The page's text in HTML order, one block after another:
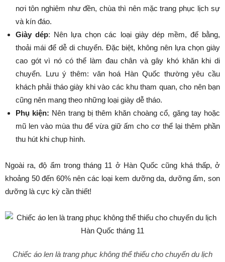
nơi tôn nghiêm như đền, chùa thì nên mặc trang phục lịch sự
và kín đáo.
Giày dép: Nên lựa chọn các loại giày dép mềm, đế bằng,
thoải mái để dễ di chuyển. Đặc biệt, không nên lựa chọn giày
cao gót vì nó có thể làm đau chân và gây khó khăn khi di
chuyển. Lưu ý thêm: văn hoá Hàn Quốc thường yêu cầu
khách phải tháo giày khi vào các khu tham quan, cho nên bạn
cũng nên mang theo những loại giày dễ tháo.
Phụ kiện: Nên trang bị thêm khăn choàng cổ, găng tay hoặc
mũ len vào mùa thu để vừa giữ ấm cho cơ thể lại thêm phần
thu hút khi chụp hình.
Ngoài ra, độ ẩm trong tháng 11 ở Hàn Quốc cũng khá thấp, ở
khoảng 50 đến 60% nên các loại kem dưỡng da, dưỡng ẩm, son
dưỡng là cực kỳ cần thiết!
Chiếc áo len là trang phục không thể thiếu cho chuyến du lịch